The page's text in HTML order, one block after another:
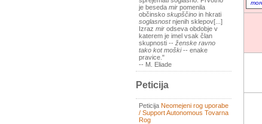
je beseda mir pomenila
občinsko skupščino in hkrati
soglasnostnjenih sklepov[...]
Izraz mir odseva obdobje v
katerem je imel vsak član
skupnosti -- ženske ravno
tako kot moški-- enake
pravice."
-- M. Eliade
Peticija
Peticija Neomejeni rog uporabe
/ Support Autonomous Tovarna
Rog